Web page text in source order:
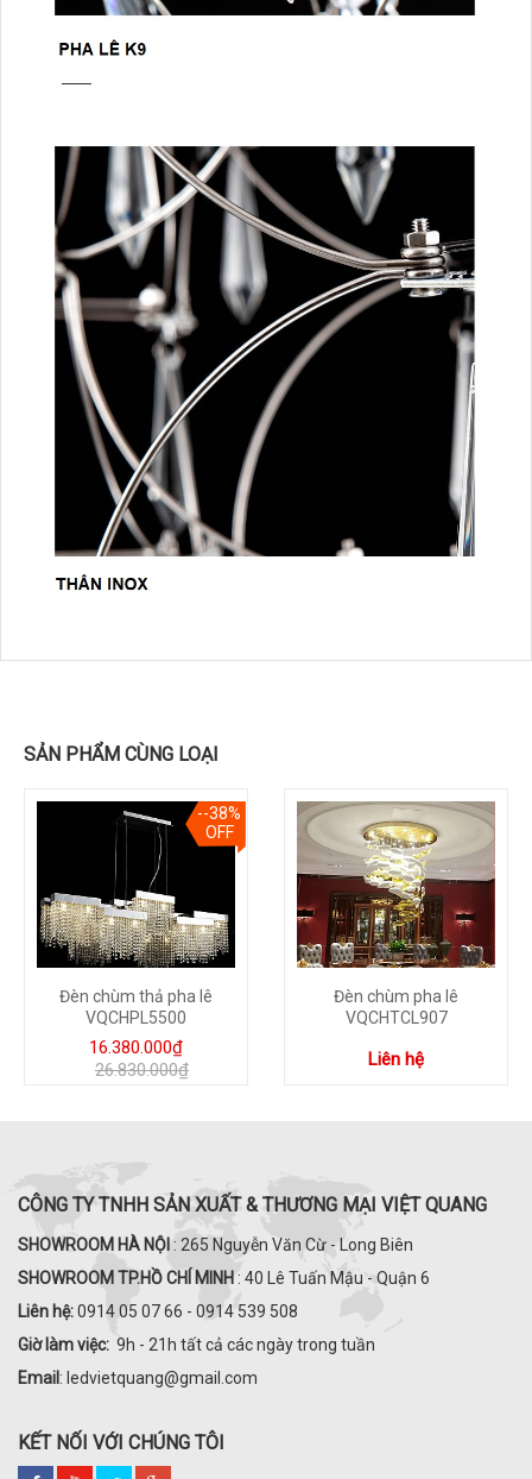
SẢN PHẨM CÙNG LOẠI
--38%
OFF
Đèn chùm thả pha lê
VQCHPL5500
16.380.000₫
26.830.000₫
Đèn chùm pha lê
VQCHTCL907
Liên hệ
CÔNG TY TNHH SẢN XUẤT & THƯƠNG MẠI VIỆT QUANG
SHOWROOM HÀ NỘI : 265 Nguyễn Văn Cừ - Long Biên
SHOWROOM TP.HỒ CHÍ MINH : 40 Lê Tuấn Mậu - Quận 6
Liên hệ:0914 05 07 66 - 0914 539 508
Giờ làm việc: 9h - 21h tất cả các ngày trong tuần
Email : ledvietquang@gmail.com
KẾT NỐI VỚI CHÚNG TÔI